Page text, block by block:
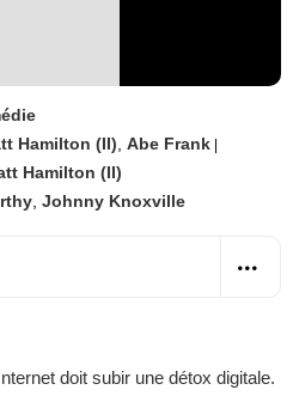
Hamilton (II) Abe Frank
Hamilton (II)
Johnny Knoxville
doit subir une détox digitale.